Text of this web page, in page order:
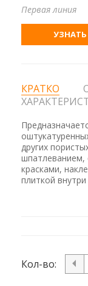
Первая линия
КРАТКО
других
шпатлеванием,
красками,
плиткой
Кол-во: